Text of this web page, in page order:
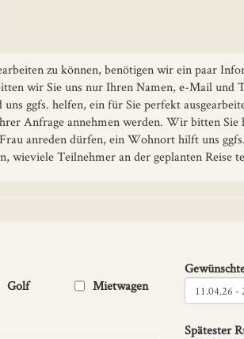
zu können, benötigen wir ein paar
wir Sie uns nur Ihren Namen, e-Mail und
ggfs. helfen, ein für Sie perfekt
Anfrage annehmen werden. Wir bitten
anreden dürfen, ein Wohnort hilft uns
wieviele Teilnehmer an der geplanten Reise
Golf Mietwagen
Spätester